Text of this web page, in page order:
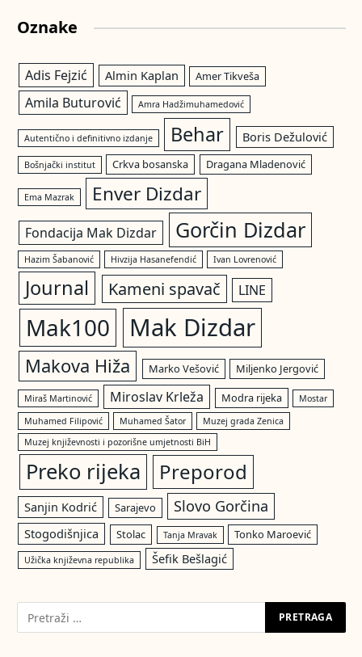
Oznake
Adis Fejzić Almin Kaplan Amer Tikveša
Amila Buturović Amra Hadžimuhamedović
Autentično i definitivno izdanje Behar Boris Dežulović
Bošnjački institut Crkva bosanska Dragana Mladenović
Ema Mazrak Enver Dizdar
Fondacija Mak Dizdar Gorčin Dizdar
Hazim Šabanović Hivzija Hasanefendić Ivan Lovrenović
Journal Kameni spavač LINE
Mak100 Mak Dizdar
Makova Hiža Marko Vešović Miljenko Jergović
Miraš Martinović Miroslav Krleža Modra rijeka
Mostar
Muhamed Filipović
Muhamed Šator
Muzej grada Zenica
Muzej književnosti i pozorišne umjetnosti BiH
Preko rijeka Preporod
Sanjin Kodrić Sarajevo Slovo Gorčina
Stogodišnjica Stolac Tanja Mravak Tonko Maroević
Užička književna republika Šefik Bešlagić